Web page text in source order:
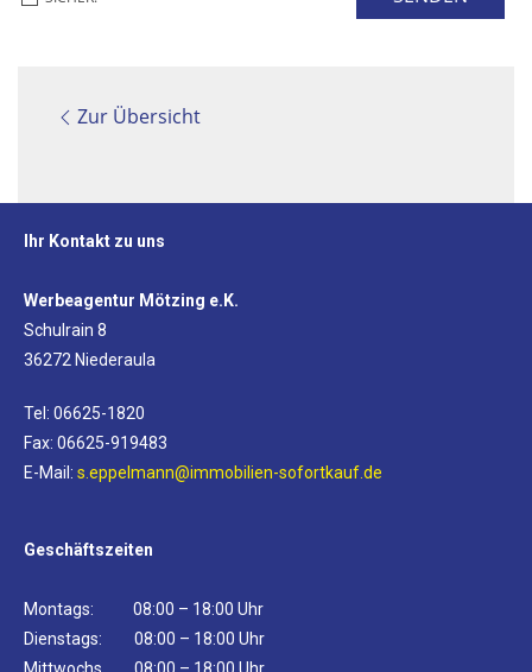
Zur Übersicht
Ihr Kontakt zu uns
Werbeagentur Mötzing e.K.
Schulrain 8
36272 Niederaula
Tel: 06625-1820
Fax: 06625-919483
E-Mail: s.eppelmann@immobilien-sofortkauf.de
Geschäftszeiten
Montags: 08:00 – 18:00 Uhr
Dienstags: 08:00 – 18:00 Uhr